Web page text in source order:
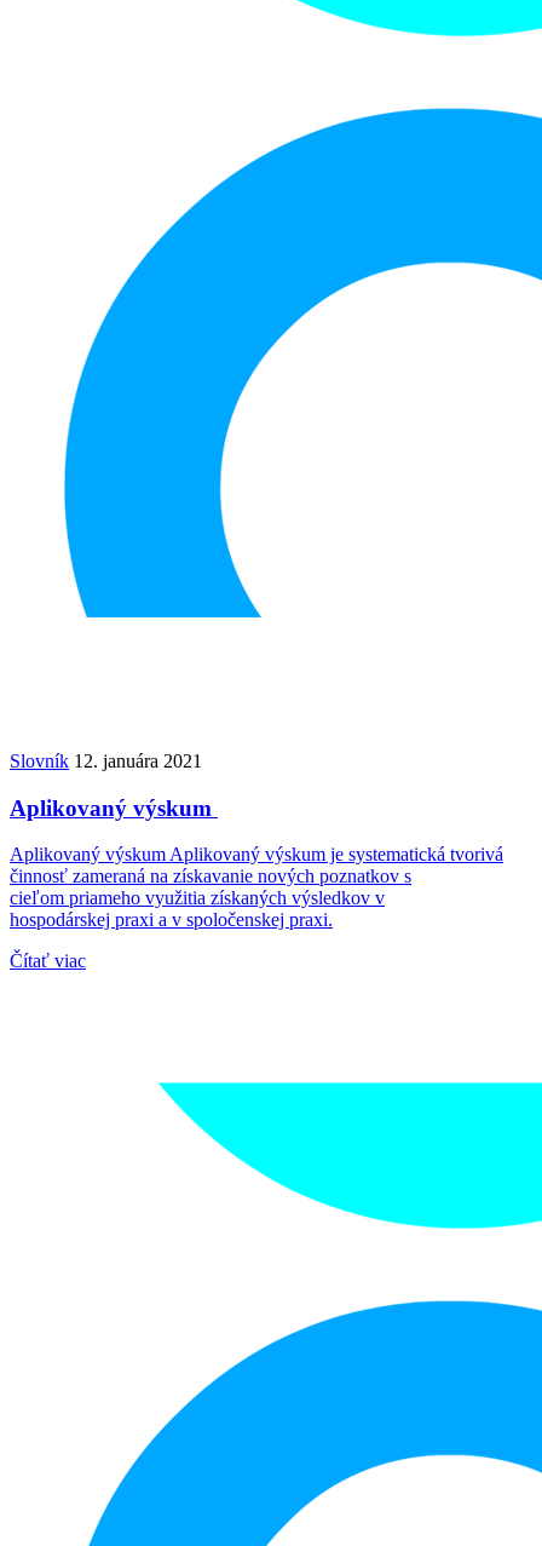
Slovník 12. januára 2021
Aplikovaný výskum
Aplikovaný výskum Aplikovaný výskum je systematická tvorivá
činnosť zameraná na získavanie nových poznatkov s
cieľom priameho využitia získaných výsledkov v
hospodárskej praxi a v spoločenskej praxi.
Čítať viac